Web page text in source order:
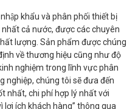
khẩu và phân phối thiết bị
cả nước, được các chuyên
lượng. Sản phẩm được chúng
về thương hiệu cũng như độ
nghiệm trong lĩnh vực phân
nghiệp, chúng tôi sẽ đưa đến
nhất, chi phí hợp lý nhất với
ích khách hàng” thông qua